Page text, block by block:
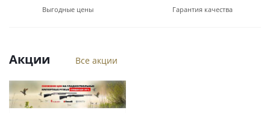
Выгодные цены Гарантия качества
Акции Все акции